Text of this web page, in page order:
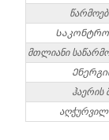
მთლიანი
ჰაერის